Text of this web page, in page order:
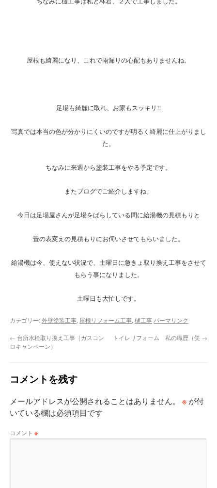
屋根も綺麗になり、これで雨漏りの心配もありませんね。
足場も綺麗に取れ、お家もスッキリ!!
写真では本当の色が分かりにくいのですが明るく綺麗に仕上がりまし
た。
ちなみに来週から塗装工事をやる予定です。
またブログでご紹介しますね。
今日は足場屋さんが足場をばらしている間に給湯機の見積もりと
畳の表変えの見積もりにお伺いさせてもらいました。
給湯機は今、使えない状況で、土曜日に急きょ取り換え工事をさせて
もらう事になりました。
土曜日も大忙しです。
カテゴリー:外壁塗装工事, 屋根リフォーム工事, 樋工事 パーマリンク
← 台所水栓取り換え工事（ガスコン
ロキャンペーン）
トイレリフォーム 私の職歴（笑 →
コメントを残す
メールアドレスが公開されることはありません。 ※ が付
いている欄は必須項目です
コメント ※